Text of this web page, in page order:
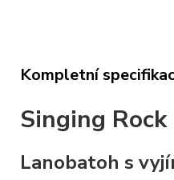
Kompletní
Singing
Lanobatoh s